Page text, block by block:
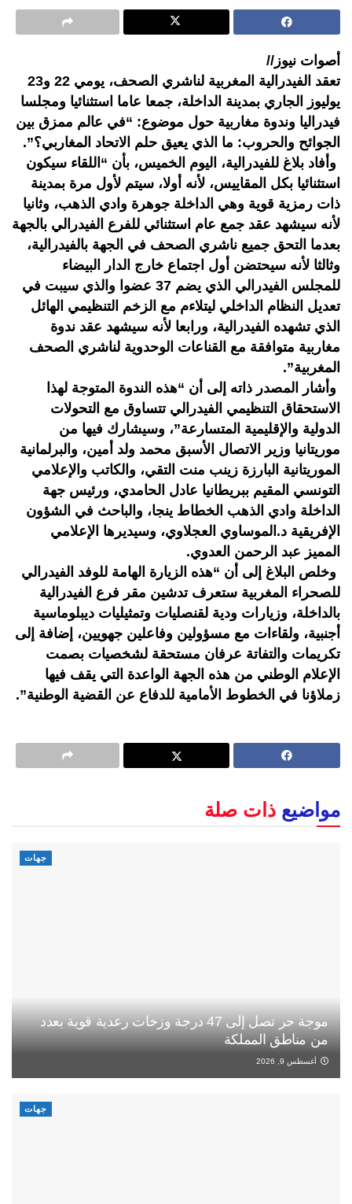
أصوات نيوز//
تعقد الفيدرالية المغربية لناشري الصحف، يومي 22 و23
يوليوز الجاري بمدينة الداخلة، جمعا عاما استثنائيا ومجلسا
فيدراليا وندوة مغاربية حول موضوع: “في عالم ممزق بين
الجوائح والحروب: ما الذي يعيق حلم الاتحاد المغاربي؟”.
وأفاد بلاغ للفيدرالية، اليوم الخميس، بأن “اللقاء سيكون
استثنائيا بكل المقاييس، لأنه أولا، سيتم لأول مرة بمدينة
ذات رمزية قوية وهي الداخلة جوهرة وادي الذهب، وثانيا
لأنه سيشهد عقد جمع عام استثنائي للفرع الفيدرالي بالجهة
بعدما التحق جميع ناشري الصحف في الجهة بالفيدرالية،
وثالثا لأنه سيحتضن أول اجتماع خارج الدار البيضاء
للمجلس الفيدرالي الذي يضم 37 عضوا والذي سيبت في
تعديل النظام الداخلي ليتلاءم مع الزخم التنظيمي الهائل
الذي تشهده الفيدرالية، ورابعا لأنه سيشهد عقد ندوة
مغاربية متوافقة مع القناعات الوحدوية لناشري الصحف
المغربية”.
وأشار المصدر ذاته إلى أن “هذه الندوة المتوجة لهذا
الاستحقاق التنظيمي الفيدرالي تتساوق مع التحولات
الدولية والإقليمية المتسارعة”، وسيشارك فيها من
موريتانيا وزير الاتصال الأسبق محمد ولد أمين، والبرلمانية
الموريتانية البارزة زينب منت التقي، والكاتب والإعلامي
التونسي المقيم ببريطانيا عادل الحامدي، ورئيس جهة
الداخلة وادي الذهب الخطاط ينجا، والباحث في الشؤون
الإفريقية د.الموساوي العجلاوي، وسيديرها الإعلامي
المميز عبد الرحمن العدوي.
وخلص البلاغ إلى أن “هذه الزيارة الهامة للوفد الفيدرالي
للصحراء المغربية ستعرف تدشين مقر فرع الفيدرالية
بالداخلة، وزيارات ودية لقنصليات وتمثيليات ديبلوماسية
أجنبية، ولقاءات مع مسؤولين وفاعلين جهويين، إضافة إلى
تكريمات والتفاتة عرفان مستحقة لشخصيات بصمت
الإعلام الوطني من هذه الجهة الواعدة التي يقف فيها
زملاؤنا في الخطوط الأمامية للدفاع عن القضية الوطنية”.
مواضيع ذات صلة
جهات
موجة حر تصل إلى 47 درجة وزخات رعدية قوية بعدد
من مناطق المملكة
أغسطس 9, 2026
جهات